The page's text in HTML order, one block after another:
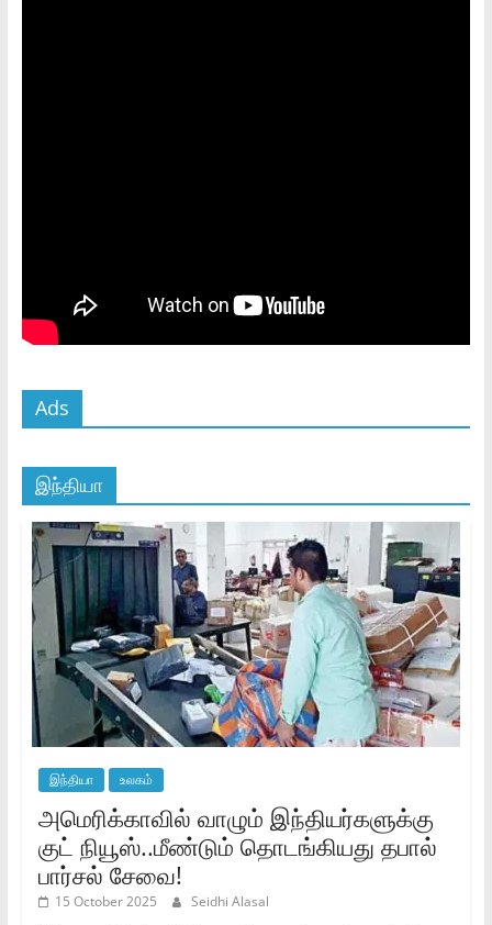
Ads
இந்தியா
இந்தியா உலகம்
அமெரிக்காவில் வாழும் இந்தியர்களுக்கு
குட் நியூஸ்..மீண்டும் தொடங்கியது தபால்
பார்சல் சேவை!
15 October 2025 Seidhi Alasal